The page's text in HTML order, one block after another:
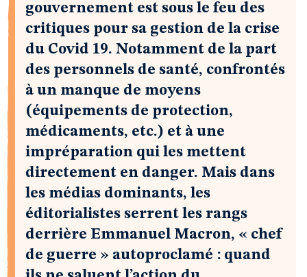
gouvernement est sous le feu des
critiques pour sa gestion de la crise
du Covid 19. Notamment de la part
des personnels de santé, confrontés
à un manque de moyens
(équipements de protection,
médicaments, etc.) et à une
impréparation qui les mettent
directement en danger. Mais dans
les médias dominants, les
éditorialistes serrent les rangs
derrière Emmanuel Macron, « chef
de guerre » autoproclamé : quand